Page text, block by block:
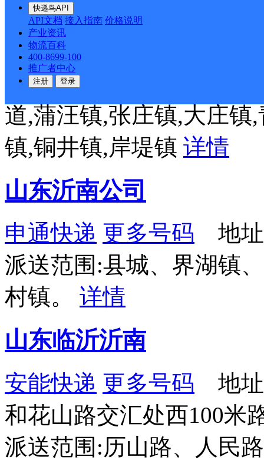
快递鸟API
API文档 接入指南 价格说明
产业资讯
物流百科
400-8699-100
推广者中心
注册 登录
优速快递 更多号码
路康宁区北区沿街
派送范围:孙祖镇,湖头镇
道,蒲汪镇,张庄镇,大庄镇
镇,铜井镇,岸堤镇 详情
山东沂南公司
申通快递 更多号码 地址
派送范围:县城、界湖镇
村镇。 详情
山东临沂沂南
安能快递 更多号码 地址
和花山路交汇处西100米
派送范围:历山路、人民